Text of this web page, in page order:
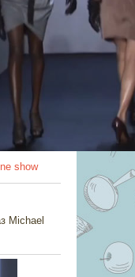
show
Michael